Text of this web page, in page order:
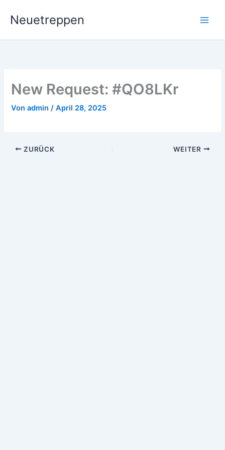
InhaltNeuetreppen
New Request: #QO8LKr
Vonadmin/April 28, 2025
ZURÜCK WEITER